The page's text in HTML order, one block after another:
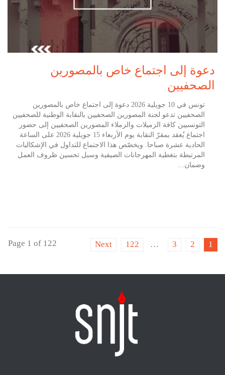
دعوة إلى اجتماع خاص بالمصورين
الصحفيين
تونس في 10 جويلية 2026 دعوة إلى اجتماع خاص بالمصورين
الصحفيين تدعو لجنة المصورين الصحفيين بالنقابة الوطنية للصحفيين
التونسيين كافة الزميلات والزملاء المصورين الصحفيين إلى حضور
اجتماع يُعقد بمقرّ النقابة يوم الأربعاء 15 جويلية 2026 على الساعة
الحادية عشرة صباحا. ويخصّص هذا الاجتماع للتداول في الإشكاليات
المرتبطة بتغطية المهرجانات الصيفية وسبل تحسين ظروف العمل
وضمان…
Page 1 of 122 1
2
3
…
122
Next